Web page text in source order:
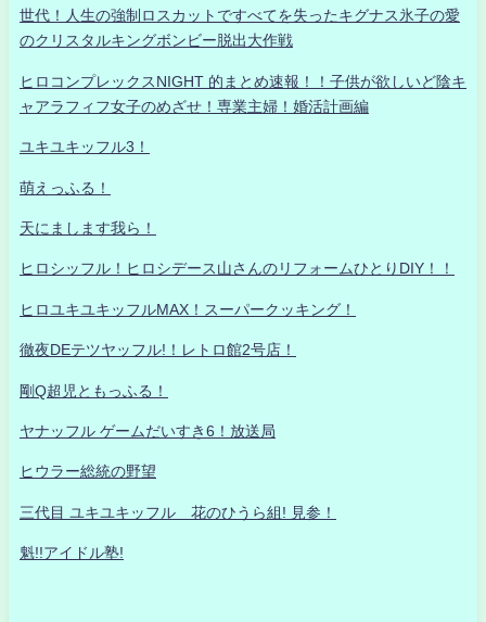
世代！人生の強制ロスカットですべてを失ったキグナス氷子の愛
のクリスタルキングボンビー脱出大作戦
ヒロコンプレックスNIGHT 的まとめ速報！！子供が欲しいど陰キ
ャアラフィフ女子のめざせ！専業主婦！婚活計画編
ユキユキッフル3！
萌えっふる！
天にまします我ら！
ヒロシッフル！ヒロシデース山さんのリフォームひとりDIY！！
ヒロユキユキッフルMAX！スーパークッキング！
徹夜DEテツヤッフル!！レトロ館2号店！
剛Q超児ともっふる！
ヤナッフル ゲームだいすき6！放送局
ヒウラー総統の野望
三代目 ユキユキッフル 花のひうら組! 見参！
魁!!アイドル塾!